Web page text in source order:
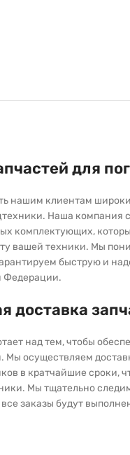
для
нашим клиентам
Наша компания
комплектующих,
вашей техники. Мы
быструю и
Федерации.
доставка
над тем, чтобы
Мы осуществляем
в кратчайшие сроки,
Мы тщательно
все заказы будут